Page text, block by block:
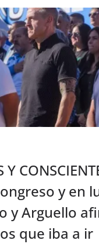
Y
y en
y Arguello
que iba a ir